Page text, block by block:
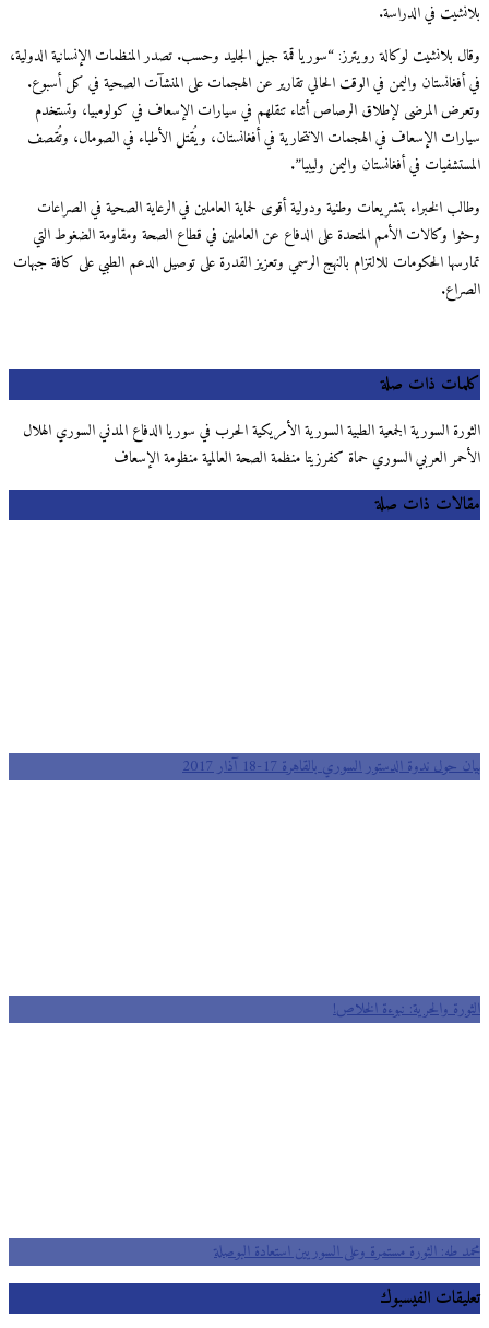
بلانشيت في الدراسة.
وقال بلانشيت لوكالة رويترز: “سوريا قمة جبل الجليد وحسب. تصدر المنظمات الإنسانية الدولية،
في أفغانستان واليمن في الوقت الحالي تقارير عن الهجمات على المنشآت الصحية في كل أسبوع.
وتعرض المرضى لإطلاق الرصاص أثناء تنقلهم في سيارات الإسعاف في كولومبيا، وتستخدم
سيارات الإسعاف في الهجمات الانتحارية في أفغانستان، ويُقتل الأطباء في الصومال، وتُقصف
المستشفيات في أفغانستان واليمن وليبيا”.
وطالب الخبراء بتشريعات وطنية ودولية أقوى لحماية العاملين في الرعاية الصحية في الصراعات
وحثوا وكالات الأمم المتحدة على الدفاع عن العاملين في قطاع الصحة ومقاومة الضغوط التي
تمارسها الحكومات للالتزام بالنهج الرسمي وتعزيز القدرة على توصيل الدعم الطبي على كافة جبهات
الصراع.
كلمات ذات صلة
الثورة السورية الجمعية الطبية السورية الأمريكية الحرب في سوريا الدفاع المدني السوري الهلال
الأحمر العربي السوري حماة كفرزيتا منظمة الصحة العالمية منظومة الإسعاف
مقالات ذات صلة
بيان حول ندوة الدستور السوري بالقاهرة 17-18 آذار 2017
الثورة والحرية: نبوءة الخلاص!
محمد طه: الثورة مستمرة وعلى السوريين استعادة البوصلة
تعليقات الفيسبوك